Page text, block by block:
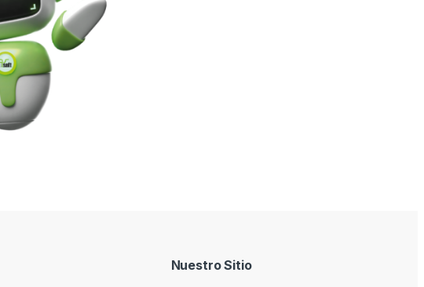
Nuestro Sitio